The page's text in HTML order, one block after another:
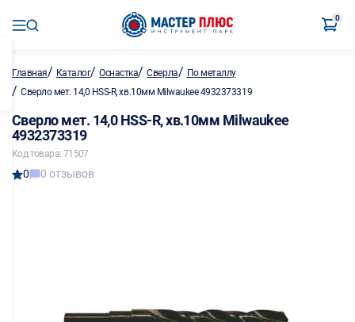
0
Главная/ Каталог/Оснастка/Сверла/ По металлу
/ Сверло мет. 14,0 HSS-R, хв.10мм Milwaukee 4932373319
Сверло мет. 14,0 HSS-R, хв.10мм Milwaukee
4932373319
Код товара: 71507
0 0 отзывов